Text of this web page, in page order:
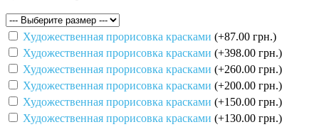
Художественная прорисовка красками (+87.00 грн.)
Художественная прорисовка красками (+398.00 грн.)
Художественная прорисовка красками (+260.00 грн.)
Художественная прорисовка красками (+200.00 грн.)
Художественная прорисовка красками (+150.00 грн.)
Художественная прорисовка красками (+130.00 грн.)